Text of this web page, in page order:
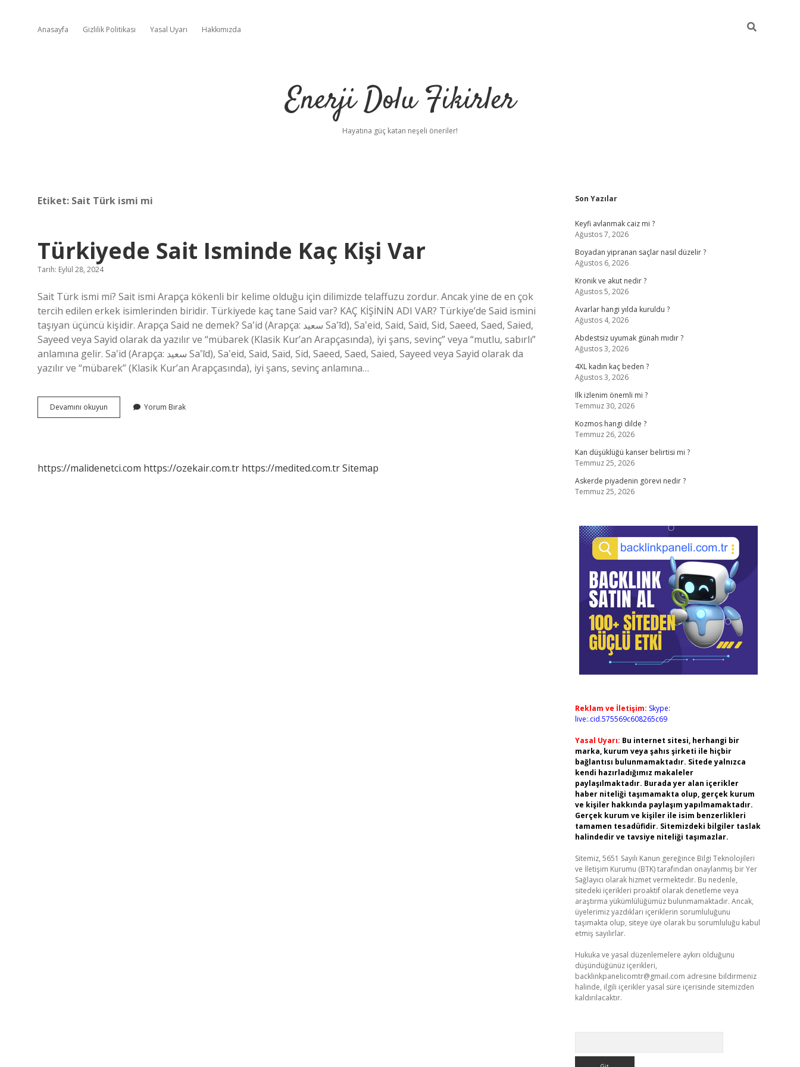
Anasayfa Gizlilik Politikası Yasal Uyarı Hakkımızda
Enerji Dolu Fikirler
Hayatına güç katan neşeli öneriler!
Etiket: Sait Türk ismi mi
Türkiyede Sait Isminde Kaç Kişi Var
Tarih: Eylül 28, 2024
Sait Türk ismi mi? Sait ismi Arapça kökenli bir kelime olduğu için dilimizde telaffuzu zordur. Ancak yine de en çok
tercih edilen erkek isimlerinden biridir. Türkiyede kaç tane Said var? KAÇ KİŞİNİN ADI VAR? Türkiye’de Said ismini
taşıyan üçüncü kişidir. Arapça Said ne demek? Saʽid (Arapça: سعيد Saʽīd), Saʽeid, Said, Saïd, Sid, Saeed, Saed, Saied,
Sayeed veya Sayid olarak da yazılır ve “mübarek (Klasik Kur’an Arapçasında), iyi şans, sevinç” veya “mutlu, sabırlı”
anlamına gelir. Saʽid (Arapça: سعيد Saʽīd), Saʽeid, Said, Saïd, Sid, Saeed, Saed, Saied, Sayeed veya Sayid olarak da
yazılır ve “mübarek” (Klasik Kur’an Arapçasında), iyi şans, sevinç anlamına…
Devamını okuyun Türkiyede
Sait
Yorum Bırak
https://malidenetci.com https://ozekair.com.tr https://medited.com.trSitemap
Sidebar
Son Yazılar
Keyfi avlanmak caiz mi ?
Ağustos 7, 2026
Boyadan yipranan saçlar nasıl düzelir ?
Ağustos 6, 2026
Kronik ve akut nedir ?
Ağustos 5, 2026
Avarlar hangi yılda kuruldu ?
Ağustos 4, 2026
Abdestsiz uyumak günah mıdır ?
Ağustos 3, 2026
4XL kadın kaç beden ?
Ağustos 3, 2026
Ilk izlenim önemli mi ?
Temmuz 30, 2026
Kozmos hangi dilde ?
Temmuz 26, 2026
Kan düşüklüğü kanser belirtisi mi ?
Temmuz 25, 2026
Askerde piyadenin görevi nedir ?
Temmuz 25, 2026
Reklam ve İletişim: Skype:
live:.cid.575569c608265c69
Yasal Uyarı: Bu internet sitesi, herhangi bir
marka, kurum veya şahıs şirketi ile hiçbir
bağlantısı bulunmamaktadır. Sitede yalnızca
kendi hazırladığımız makaleler
paylaşılmaktadır. Burada yer alan içerikler
haber niteliği taşımamakta olup, gerçek kurum
ve kişiler hakkında paylaşım yapılmamaktadır.
Gerçek kurum ve kişiler ile isim benzerlikleri
tamamen tesadüfidir. Sitemizdeki bilgiler taslak
halindedir ve tavsiye niteliği taşımazlar.
Sitemiz, 5651 Sayılı Kanun gereğince Bilgi Teknolojileri
ve İletişim Kurumu (BTK) tarafından onaylanmış bir Yer
Sağlayıcı olarak hizmet vermektedir. Bu nedenle,
sitedeki içerikleri proaktif olarak denetleme veya
araştırma yükümlülüğümüz bulunmamaktadır. Ancak,
üyelerimiz yazdıkları içeriklerin sorumluluğunu
taşımakta olup, siteye üye olarak bu sorumluluğu kabul
etmiş sayılırlar.
Hukuka ve yasal düzenlemelere aykırı olduğunu
düşündüğünüz içerikleri,
backlinkpanelicomtr@gmail.com adresine bildirmeniz
halinde, ilgili içerikler yasal süre içerisinde sitemizden
kaldırılacaktır.